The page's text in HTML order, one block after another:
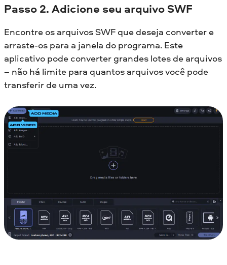
Passo 2. Adicione seu arquivo SWF
Encontre os arquivos SWF que deseja converter e
arraste-os para a janela do programa. Este
aplicativo pode converter grandes lotes de arquivos
– não há limite para quantos arquivos você pode
transferir de uma vez.